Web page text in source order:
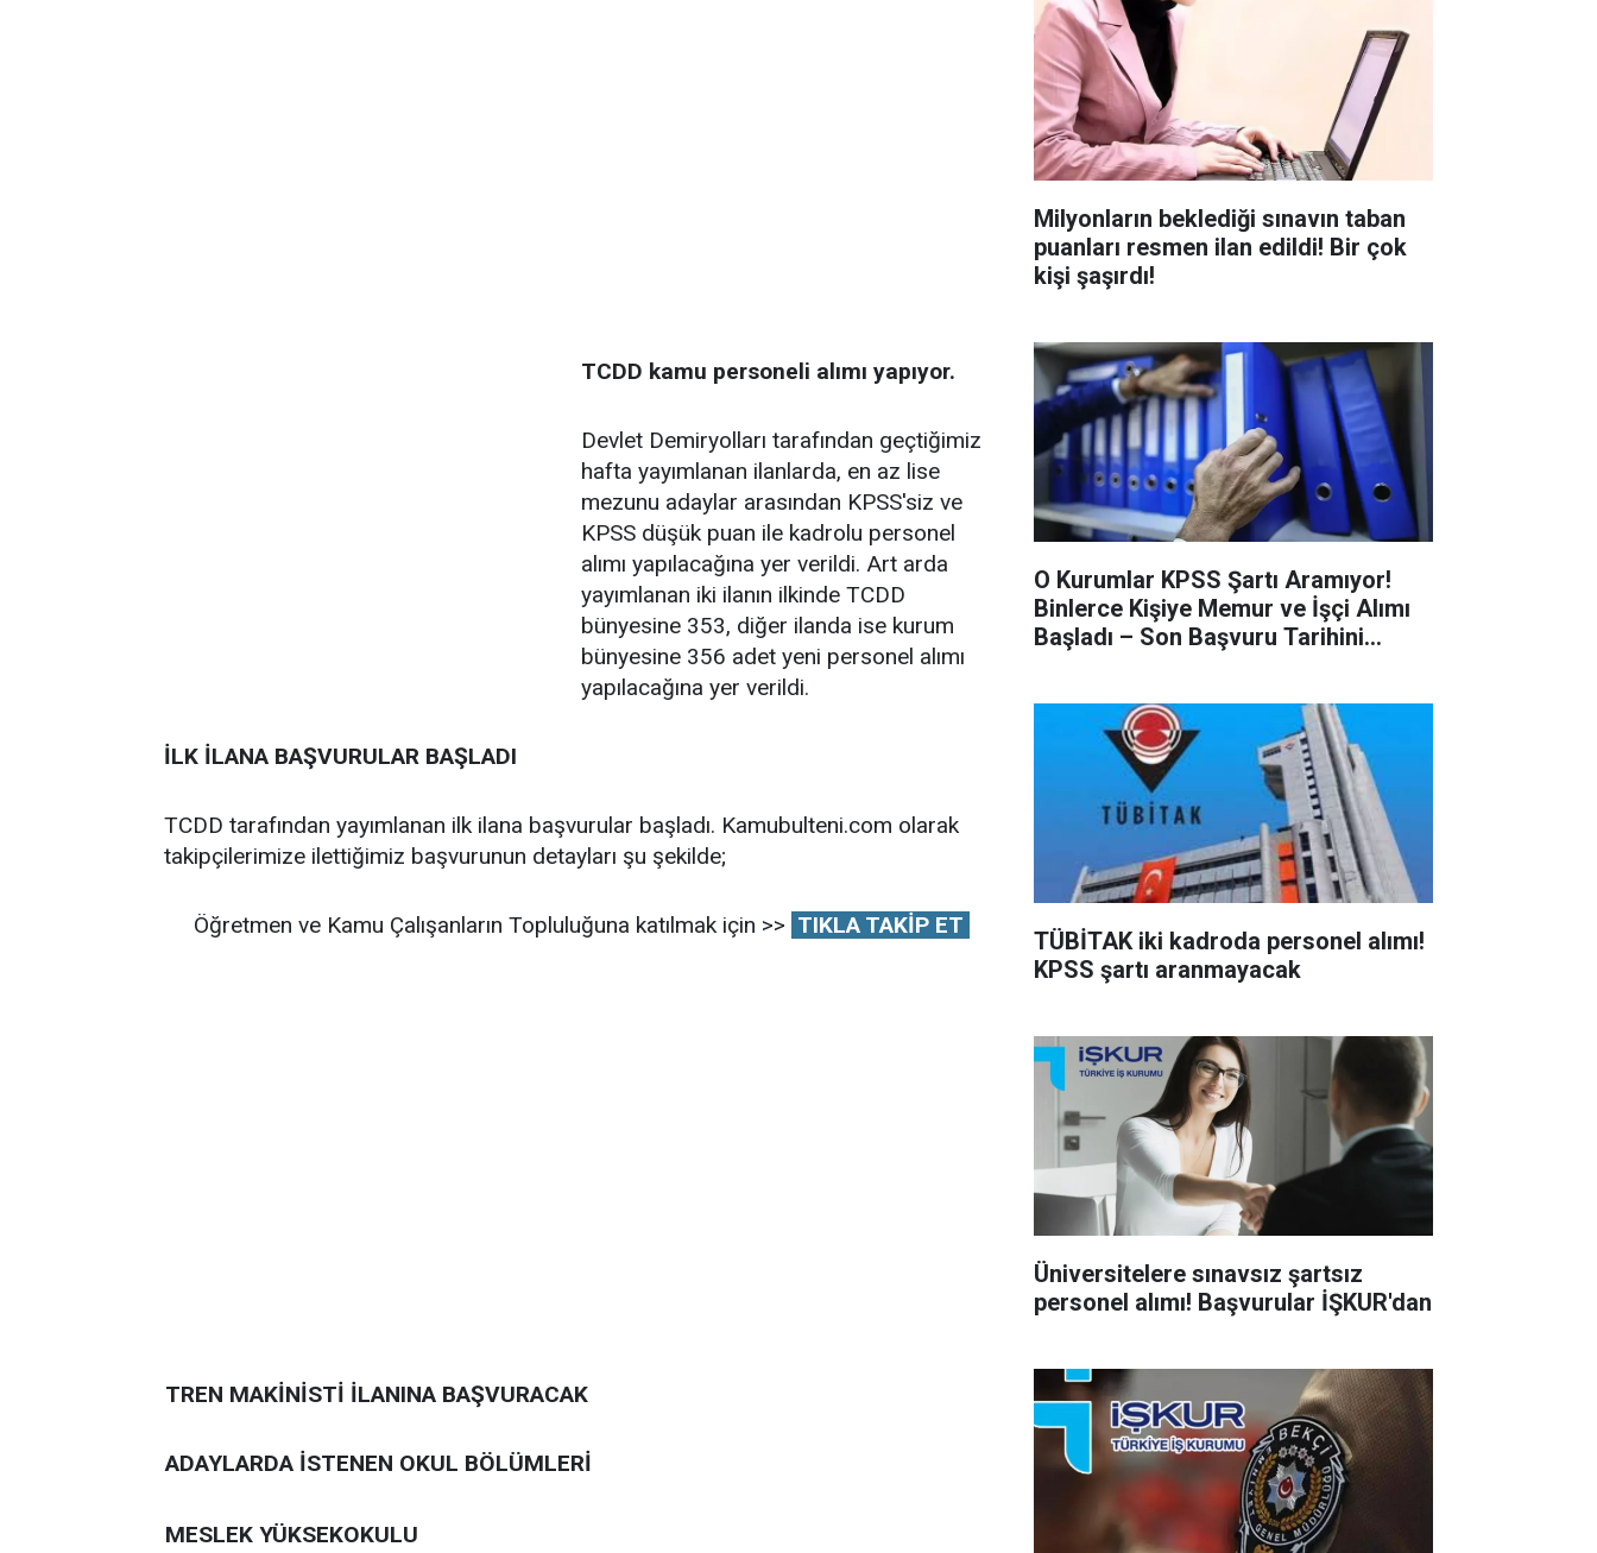
TCDD kamu personeli alımı yapıyor.
Devlet Demiryolları tarafından geçtiğimiz
hafta yayımlanan ilanlarda, en az lise
mezunu adaylar arasından KPSS'siz ve
KPSS düşük puan ile kadrolu personel
alımı yapılacağına yer verildi. Art arda
yayımlanan iki ilanın ilkinde TCDD
bünyesine 353, diğer ilanda ise kurum
bünyesine 356 adet yeni personel alımı
yapılacağına yer verildi.
İLK İLANA BAŞVURULAR BAŞLADI
TCDD tarafından yayımlanan ilk ilana başvurular başladı. Kamubulteni.com olarak
takipçilerimize ilettiğimiz başvurunun detayları şu şekilde;
Öğretmen ve Kamu Çalışanların Topluluğuna katılmak için >> TIKLA TAKİP ET
TREN MAKİNİSTİ İLANINA BAŞVURACAK
ADAYLARDA İSTENEN OKUL BÖLÜMLERİ
MESLEK YÜKSEKOKULU
Milyonların beklediği sınavın taban
puanları resmen ilan edildi! Bir çok
kişi şaşırdı!
O Kurumlar KPSS Şartı Aramıyor!
Binlerce Kişiye Memur ve İşçi Alımı
Başladı – Son Başvuru Tarihini
TÜBİTAK iki kadroda personel alımı!
KPSS şartı aranmayacak
Üniversitelere sınavsız şartsız
personel alımı! Başvurular İŞKUR'dan